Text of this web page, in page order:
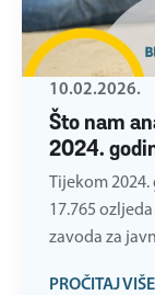
Što nam
2024.
10.02.2026.
Tijekom
17.765
zavoda za
PROČITAJ VIŠE